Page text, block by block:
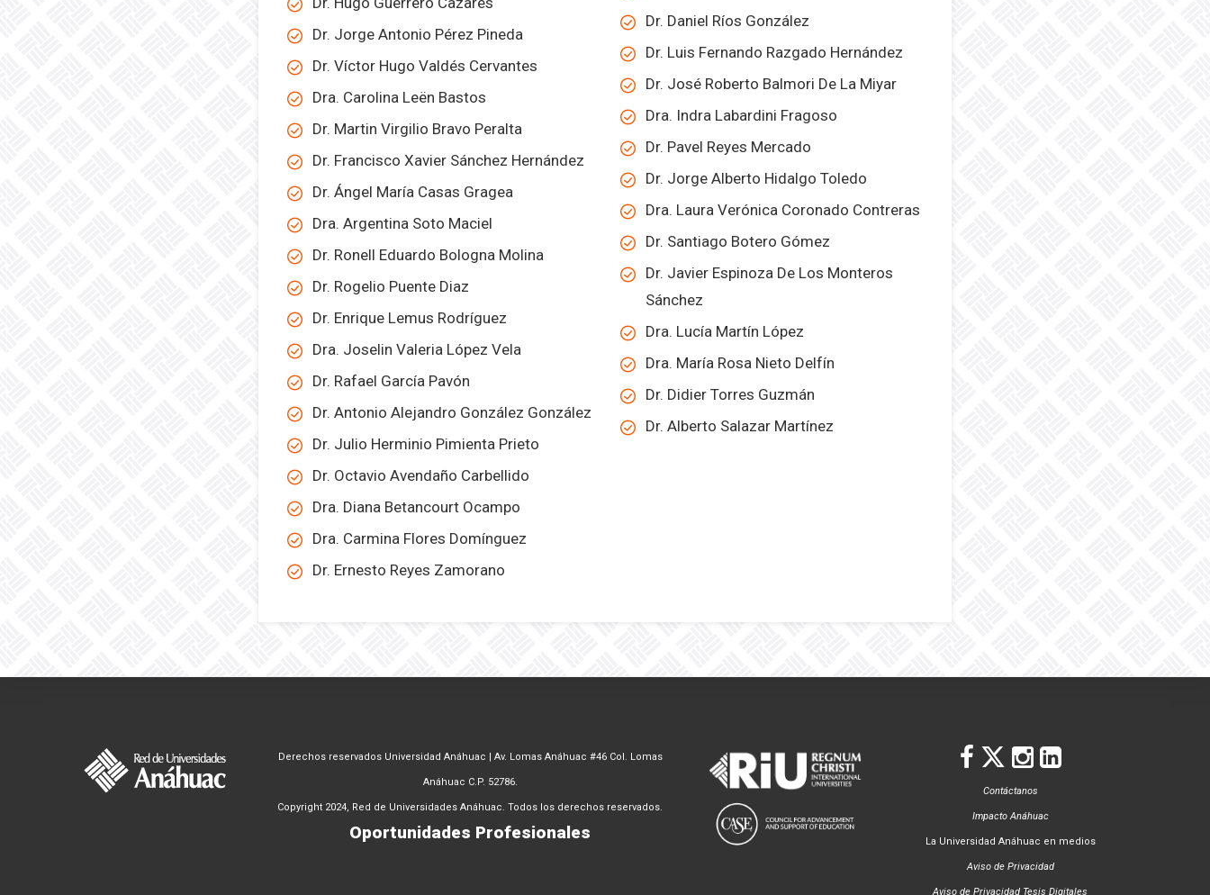
Dr. Jorge Antonio Pérez Pineda
Dr. Víctor Hugo Valdés Cervantes
Dra. Carolina Leën Bastos
Dr. Martin Virgilio Bravo Peralta
Dr. Francisco Xavier Sánchez Hernández
Dr. Ángel María Casas Gragea
Dra. Argentina Soto Maciel
Dr. Ronell Eduardo Bologna Molina
Dr. Rogelio Puente Diaz
Dr. Enrique Lemus Rodríguez
Dra. Joselin Valeria López Vela
Dr. Rafael García Pavón
Dr. Antonio Alejandro González González
Dr. Julio Herminio Pimienta Prieto
Dr. Octavio Avendaño Carbellido
Dra. Diana Betancourt Ocampo
Dra. Carmina Flores Domínguez
Dr. Ernesto Reyes Zamorano
Dr. Daniel Ríos González
Dr. Luis Fernando Razgado Hernández
Dr. José Roberto Balmori De La Miyar
Dra. Indra Labardini Fragoso
Dr. Pavel Reyes Mercado
Dr. Jorge Alberto Hidalgo Toledo
Dra. Laura Verónica Coronado Contreras
Dr. Santiago Botero Gómez
Dr. Javier Espinoza De Los Monteros
Sánchez
Dra. Lucía Martín López
Dra. María Rosa Nieto Delfín
Dr. Didier Torres Guzmán
Dr. Alberto Salazar Martínez
Derechos reservados Universidad Anáhuac | Av. Lomas Anáhuac #46 Col. Lomas
Anáhuac C.P. 52786.
Copyright 2024, Red de Universidades Anáhuac. Todos los derechos reservados.
Oportunidades Profesionales
Contáctanos
Impacto Anáhuac
La Universidad Anáhuac en medios
Aviso de Privacidad
Aviso de Privacidad Tesis Digitales